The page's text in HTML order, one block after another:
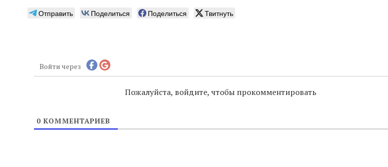
Отправить Поделиться Поделиться Твитнуть
Войти через
Пожалуйста, войдите, чтобы прокомментировать
0КОММЕНТАРИЕВ